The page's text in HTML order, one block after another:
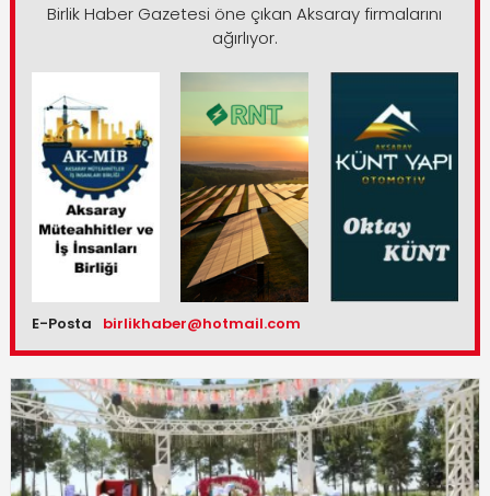
Birlik Haber Gazetesi öne çıkan Aksaray firmalarını
ağırlıyor.
E-Posta birlikhaber@hotmail.com